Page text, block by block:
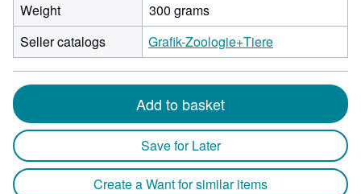
Weight
300 grams
Seller catalogs
Grafik-Zoologie+Tiere
Add to basket
Save for Later
Create a Want for similar items